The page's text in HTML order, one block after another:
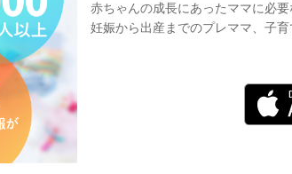
赤ちゃんの成長にあったママに必要
妊娠から出産までのプレママ、子